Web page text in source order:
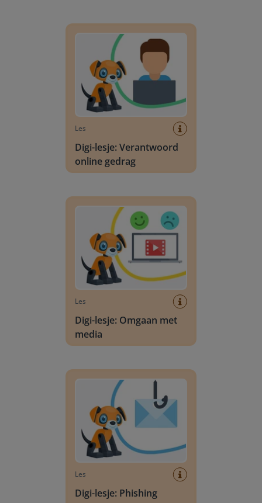
Les
Digi-lesje: Verantwoord
online gedrag
Les
Digi-lesje: Omgaan met
media
Les
Digi-lesje: Phishing